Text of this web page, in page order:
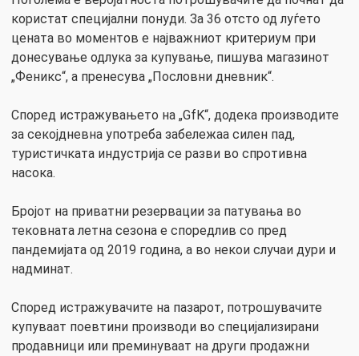
користат специјални понуди. За 36 отсто од луѓето
цената во моментов е најважниот критериум при
донесување одлука за купување, пишува магазинот
„Феникс“, а пренесува „Пословни дневник“.
Според истражувањето на „GfK“, додека производите
за секојдневна употреба забележаа силен пад,
туристичката индустрија се разви во спротивна
насока.
Бројот на приватни резервации за патувања во
тековната летна сезона е споредлив со пред
пандемијата од 2019 година, а во некои случаи дури и
надминат.
Според истражувачите на пазарот, потрошувачите
купуваат поевтини производи во специјализирани
продавници или преминуваат на други продажни